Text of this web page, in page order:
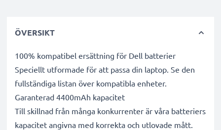
ÖVERSIKT
100% kompatibel ersättning för Dell batterier
Speciellt utformade för att passa din laptop. Se den
fullständiga listan över kompatibla enheter.
Garanterad 4400mAh kapacitet
Till skillnad från många konkurrenter är våra batteriers
kapacitet angivna med korrekta och utlovade mått.